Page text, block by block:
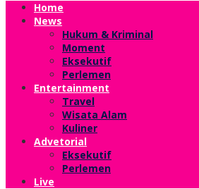
Home
News
Hukum & Kriminal
Moment
Eksekutif
Perlemen
Entertainment
Travel
Wisata Alam
Kuliner
Advetorial
Eksekutif
Perlemen
Live